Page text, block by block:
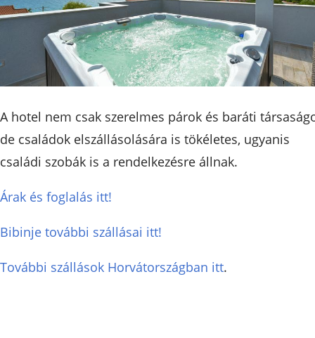
A hotel nem csak szerelmes párok és baráti
de családok elszállásolására is tökéletes, ugyanis
családi szobák is a rendelkezésre állnak.
Árak és foglalás itt!
Bibinje további szállásai itt!
További szállások Horvátországban itt.